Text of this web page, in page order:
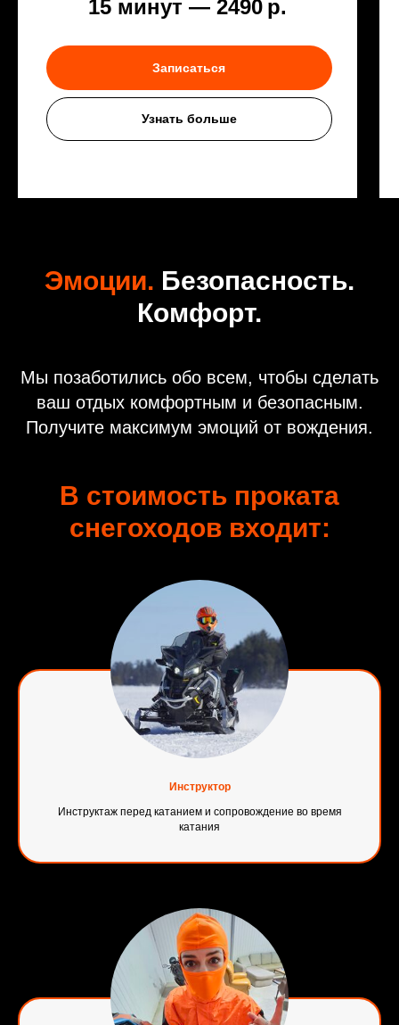
15 минут — 2490 р.
Записаться
Узнать больше
Эмоции. Безопасность.
Комфорт.
Мы позаботились обо всем, чтобы сделать
ваш отдых комфортным и безопасным.
Получите максимум эмоций от вождения.
В стоимость проката
снегоходов входит:
Инструктор
Инструктаж перед катанием и сопровождение во время
катания